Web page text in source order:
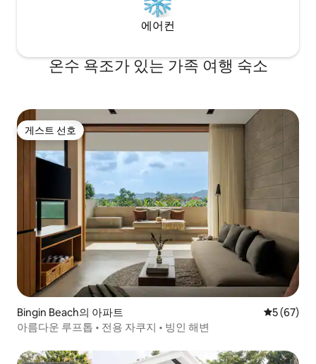
에어컨
온수 욕조가 있는 가족 여행 숙소
게스트 선호
게스트 선호
Bingin Beach의 아파트 평점 5점(5
5 (67)
아름다운 루프톱 • 전용 자쿠지 • 빙인 해변